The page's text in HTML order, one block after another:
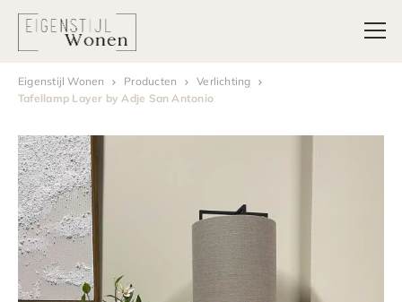
Eigenstijl Wonen Producten
Verlichting
Tafellamp Layer by Adje San Antonio